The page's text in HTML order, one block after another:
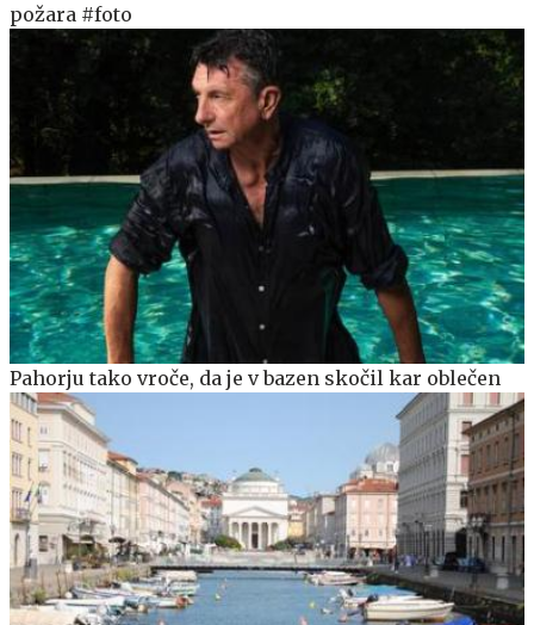
požara #foto
Pahorju tako vroče, da je v bazen skočil kar oblečen